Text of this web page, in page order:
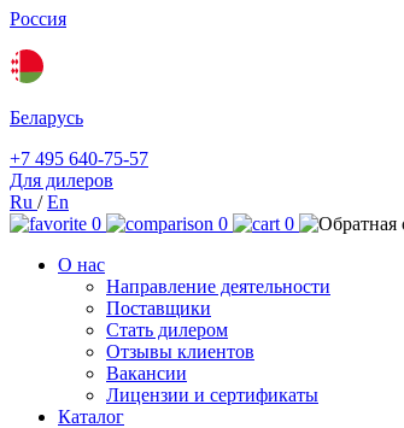
Россия
Беларусь
+7 495 640-75-57
Для дилеров
Ru /En
0
0
0
О нас
Направление деятельности
Поставщики
Стать дилером
Отзывы клиентов
Вакансии
Лицензии и сертификаты
Каталог